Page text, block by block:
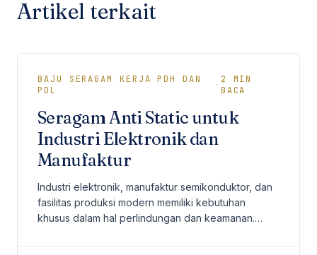
Artikel terkait
BAJU SERAGAM KERJA PDH DAN
PDL
· 2
MIN
BACA
Seragam Anti Static untuk
Industri Elektronik dan
Manufaktur
Industri elektronik, manufaktur semikonduktor, dan
fasilitas produksi modern memiliki kebutuhan
khusus dalam hal perlindungan dan keamanan.
diabaikan...